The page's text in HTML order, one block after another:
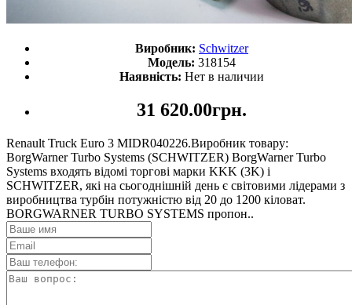
Виробник: Schwitzer
Модель: 318154
Наявність: Нет в наличии
31 620.00грн.
Renault Truck Euro 3 MIDR040226.Виробник товару:
BorgWarner Turbo Systems (SCHWITZER) BorgWarner Turbo
Systems входять відомі торгові марки KKK (3K) і
SCHWITZER, які на сьогоднішній день є світовими лідерами з
виробництва турбін потужністю від 20 до 1200 кіловат.
BORGWARNER TURBO SYSTEMS пропон..